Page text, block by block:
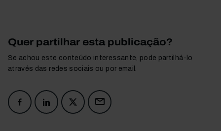
Quer partilhar esta publicação?
Se achou este conteúdo interessante, pode partilhá-lo
através das redes sociais ou por email.